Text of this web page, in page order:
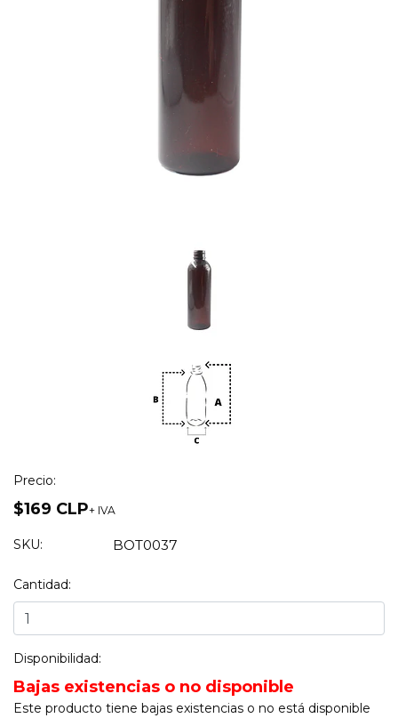
Precio:
$169 CLP+ IVA
SKU: BOT0037
Cantidad:
Disponibilidad:
Bajas existencias o no disponible
Este producto tiene bajas existencias o no está disponible